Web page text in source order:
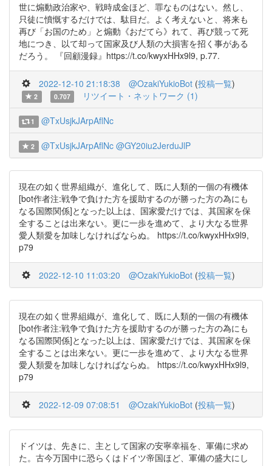
世に煽動政治家や、戦時成金ほど、罪なものはない。然し、
只徒に憤慨するだけでは、駄目だ。よく考えないと、将来も
再び「お国のため」と煽動《おだてら》れて、再び競って死
地につき、以て却って国家及び人類の大損害を招く事がある
だろう。 『回顧漫録』https://t.co/kwyxHHx9l9, p.77.
2022-12-10 21:18:38 @OzakiYukioBot (投稿一覧)
2 0.707 リツイート・ネットワーク (1)
1 @TxUsjkJArpAflNc
2 @TxUsjkJArpAflNc @GY20iu2JerduJlP
現在の如く世界組織が、進化して、既に人類的一個の有機体
[bot作者注:戦争で負けた方を援助するのが勝った方の為にも
なる国際関係]となった以上は、国家愛だけでは、其国家を保
全することは出来ない。更に一歩を進めて、より大なる世界
愛人類愛を加味しなければならぬ。 https://t.co/kwyxHHx9l9,
p79
2022-12-10 11:03:20 @OzakiYukioBot (投稿一覧)
現在の如く世界組織が、進化して、既に人類的一個の有機体
[bot作者注:戦争で負けた方を援助するのが勝った方の為にも
なる国際関係]となった以上は、国家愛だけでは、其国家を保
全することは出来ない。更に一歩を進めて、より大なる世界
愛人類愛を加味しなければならぬ。 https://t.co/kwyxHHx9l9,
p79
2022-12-09 07:08:51 @OzakiYukioBot (投稿一覧)
ドイツは、先きに、主として国家の安寧幸福を、軍備に求め
た。古今万国中に恐らくはドイツ帝国ほど、軍備の盛大にし